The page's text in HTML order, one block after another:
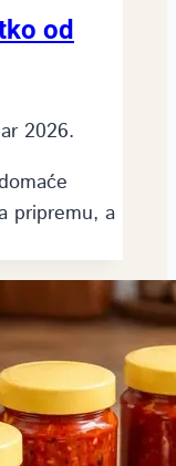
od
2026.
pripremu, a